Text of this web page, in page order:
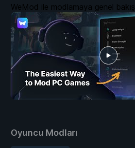
Oyuncu Modları
WeMod ile modlamaya genel bakış